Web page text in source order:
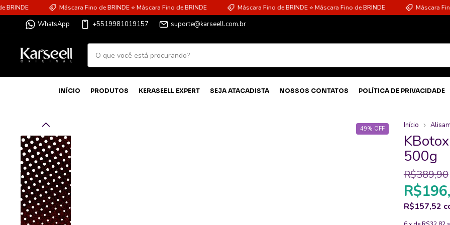
Máscara Fino de BRINDE ⭐ Máscara Fino de BRINDE Máscara Fino de BRINDE ⭐ Máscara Fino de BRINDE Máscara Fino de
WhatsApp +5519981019157 suporte@karseell.com.br
INÍCIO PRODUTOS KERASEELL EXPERT SEJA ATACADISTA NOSSOS CONTATOS POLÍTICA DE PRIVACIDADE
49% OFF Início
500g
R$389,90
R$157,52